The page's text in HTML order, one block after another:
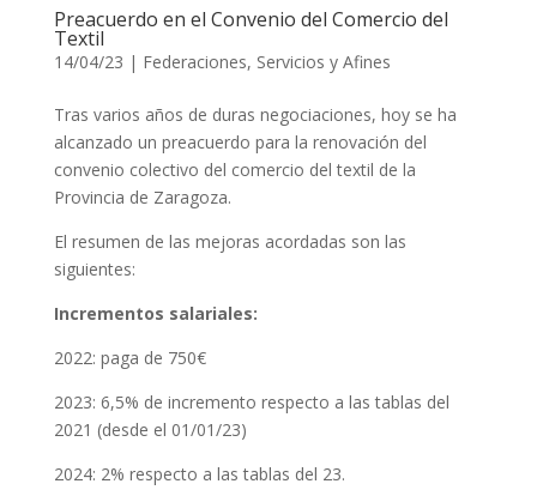
Preacuerdo en el Convenio del Comercio del
Textil
14/04/23 | Federaciones, Servicios y Afines
Tras varios años de duras negociaciones, hoy se ha
alcanzado un preacuerdo para la renovación del
convenio colectivo del comercio del textil de la
Provincia de Zaragoza.
El resumen de las mejoras acordadas son las
siguientes:
Incrementos salariales:
2022: paga de 750€
2023: 6,5% de incremento respecto a las tablas del
2021 (desde el 01/01/23)
2024: 2% respecto a las tablas del 23.